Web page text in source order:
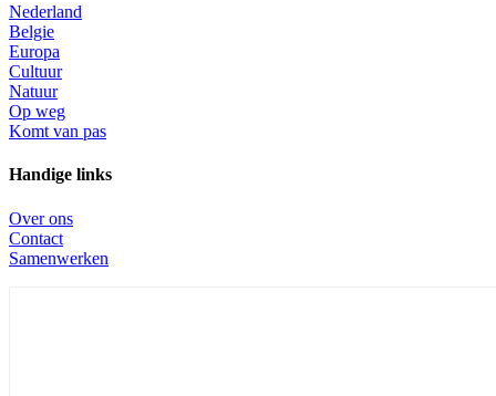
Nederland
Belgie
Europa
Cultuur
Natuur
Op weg
Komt van pas
Handige links
Over ons
Contact
Samenwerken